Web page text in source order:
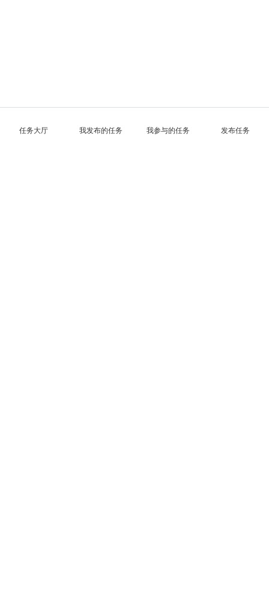
任务大厅 我发布的任务 我参与的任务 发布任务